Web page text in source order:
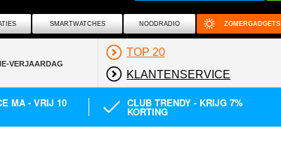
SMARTWATCHES NOODRADIO ZOMERGADGETS
TOP 20
KLANTENSERVICE
MA - VRIJ 10 CLUB TRENDY - KRIJG 7%
KORTING